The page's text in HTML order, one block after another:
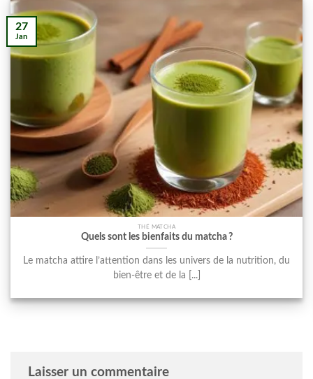
THÉ MATCHA
Quels sont les bienfaits du matcha ?
Le matcha attire l’attention dans les univers de la nutrition, du
bien-être et de la [...]
27
Jan
Laisser un commentaire